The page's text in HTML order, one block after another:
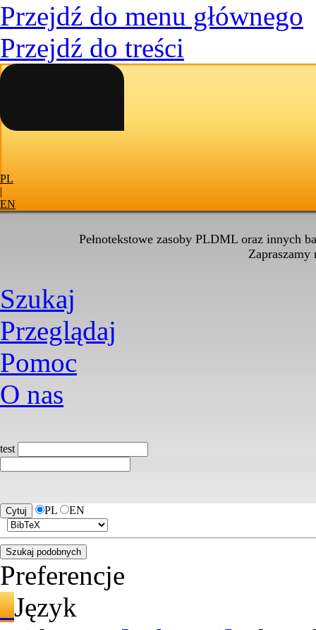
Przejdź do menu głównego
Przejdź do treści
PL
|
EN
Pełnotekstowe zasoby PLDML oraz innych
Zapraszamy
Szukaj
Przeglądaj
Pomoc
O nas
test
PL EN
Preferencje
Język